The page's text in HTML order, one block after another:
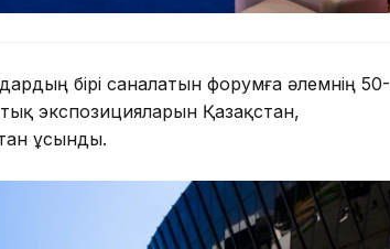
бірі саналатын форумға әлемнің 50-
экспозицияларын Қазақстан,
ұсынды.